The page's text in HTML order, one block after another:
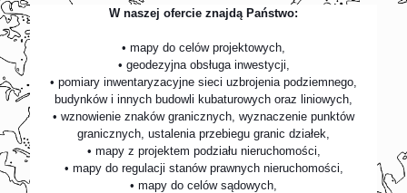
W naszej ofercie znajdą Państwo:
• mapy do celów projektowych,
• geodezyjna obsługa inwestycji,
• pomiary inwentaryzacyjne sieci uzbrojenia podziemnego,
budynków i innych budowli kubaturowych oraz liniowych,
• wznowienie znaków granicznych, wyznaczenie punktów
granicznych, ustalenia przebiegu granic działek,
• mapy z projektem podziału nieruchomości,
• mapy do regulacji stanów prawnych nieruchomości,
• mapy do celów sądowych,